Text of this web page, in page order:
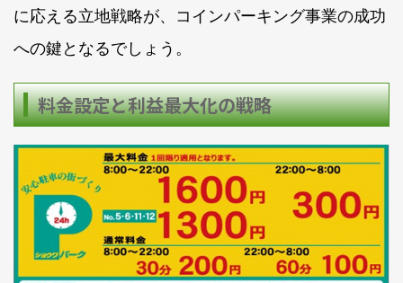
に応える立地戦略が、コインパーキング事業の成功
への鍵となるでしょう。
料金設定と利益最大化の戦略